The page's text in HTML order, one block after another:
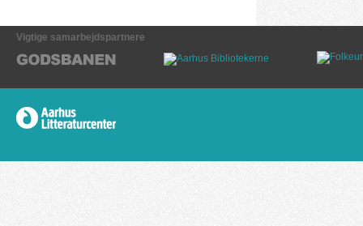
Vigtige samarbejdspartnere